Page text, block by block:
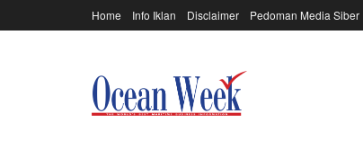
Home Info Iklan Disclaimer Pedoman Media Siber